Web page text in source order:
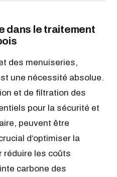
dans le traitement
des menuiseries,
une nécessité absolue.
et de filtration des
pour la sécurité et
peuvent être
d’optimiser la
réduire les coûts
carbone des